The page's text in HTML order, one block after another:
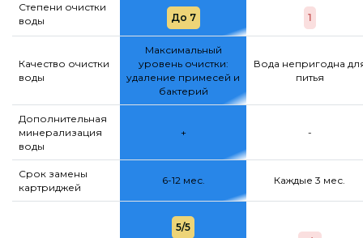
Степени очистки
воды
До 7 1
Качество очистки
воды
Максимальный
уровень очистки:
удаление примесей и
бактерий
Вода непригодна
питья
Дополнительная
минерализация
воды
+ -
Срок замены
картриджей
6-12 мес. Каждые 3 мес.
5/5